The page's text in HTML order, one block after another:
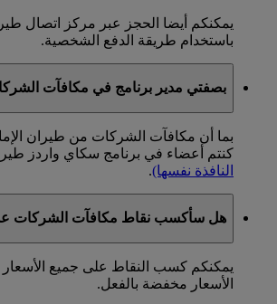
يمكنكم أيضا الحجز عبر مركز اتصال
باستخدام طريقة الدفع الشخصية.
بصفتي مدير برنامج في مكافآت
بما أن مكافآت الشركات من طيران
كنتم أعضاء في برنامج سكاي واردز
النافذة نفسها).
هل سأكسب نقاط مكافآت الشركات
يمكنكم كسب النقاط على جميع الأسعار
الأسعار مخفضة بالفعل.